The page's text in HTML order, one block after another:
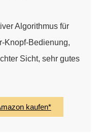
Algorithmus für
Knopf-Bedienung,
Sicht, sehr gutes
kaufen*